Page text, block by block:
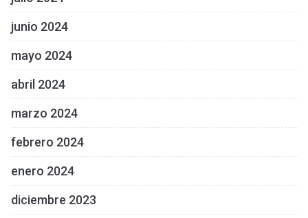
junio 2024
mayo 2024
abril 2024
marzo 2024
febrero 2024
enero 2024
diciembre 2023